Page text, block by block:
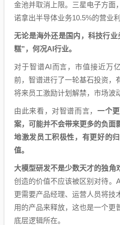
金池并取消上限。三星电子方面
诺拿出半导体业务‌10.5%的营业
无论是海外还是国内，科技行
糕”，何况AI行业。
对于智谱AI而言，市值接近万
前，智谱进行了一轮基石投资，
将来员工激励计划解禁，市场波
由此来看，对智谱而言， 一个
案，可能并不会带来更多的负面
地激发员工积极性，有更好的
值。
大模型研发不是少数天才的独角
创造的价值不应该被区别对待。
更需要产品经理、运营人员将技
用的产品来释放，这也是一个更
底层逻辑所在。